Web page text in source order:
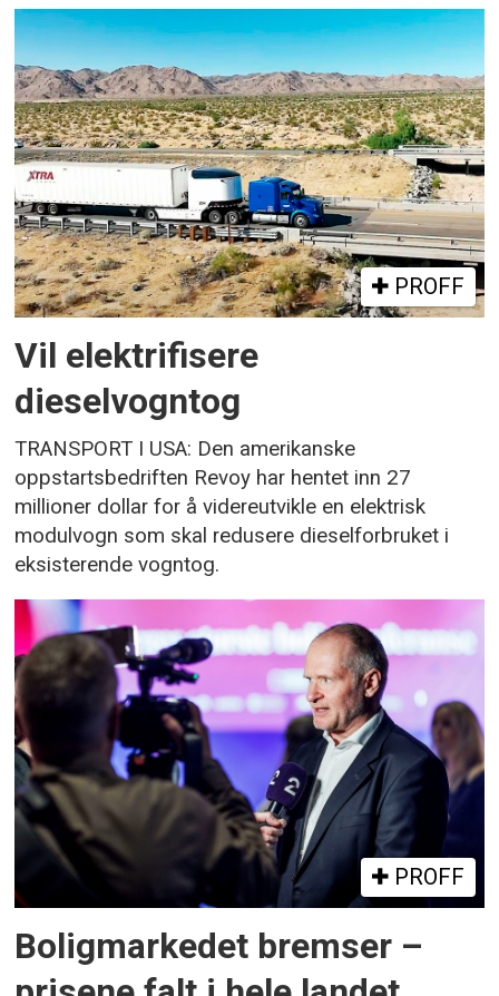
PROFF
Vil elektrifisere
dieselvogntog
TRANSPORT I USA: Den amerikanske
oppstartsbedriften Revoy har hentet inn 27
millioner dollar for å videreutvikle en elektrisk
modulvogn som skal redusere dieselforbruket i
eksisterende vogntog.
PROFF
Boligmarkedet bremser –